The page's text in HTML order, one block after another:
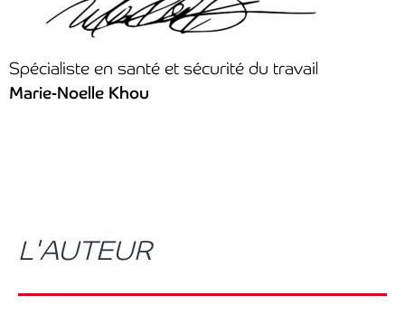
Spécialiste en santé et sécurité du travail
Marie-Noelle Khou
L'AUTEUR